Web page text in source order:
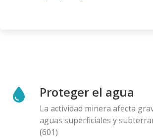
Proteger el agua
La actividad minera afecta
aguas superficiales y
(601)